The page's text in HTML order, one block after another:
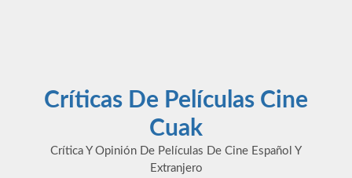
Críticas De Películas Cine
Cuak
Crítica Y Opinión De Películas De Cine Español Y
Extranjero